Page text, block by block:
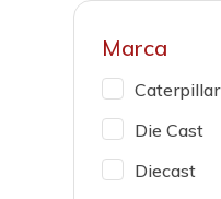
Marca
Caterpillar
Die Cast
Diecast